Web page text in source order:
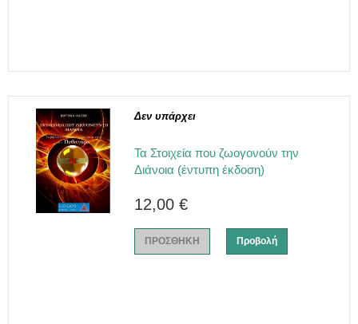
Δεν υπάρχει
Τα Στοιχεία που ζωογονούν την
Διάνοια (έντυπη έκδοση)
12,00 €
ΠΡΟΣΘΗΚΗ Προβολή